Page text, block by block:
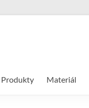
Produkty Materiál